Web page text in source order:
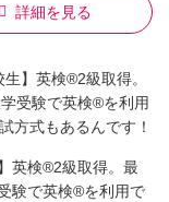
詳細を見る
】英検®2級取得。最
験で英検®を利用で